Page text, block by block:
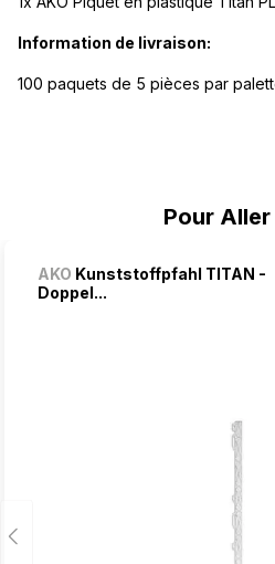
Pour
AKO Kunststoffpfahl TITAN -
Doppel...
Information de livraison:
100 paquets de 5 pièces par